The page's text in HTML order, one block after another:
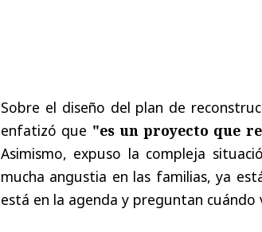
Sobre el diseño del plan de
enfatizó que "es un proyecto que
Asimismo, expuso la compleja
mucha angustia en las familias, ya
está en la agenda y preguntan cuándo